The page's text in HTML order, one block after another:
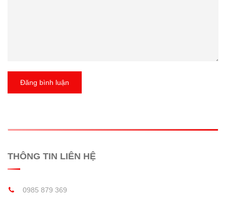
Đăng bình luận
THÔNG TIN LIÊN HỆ
0985 879 369